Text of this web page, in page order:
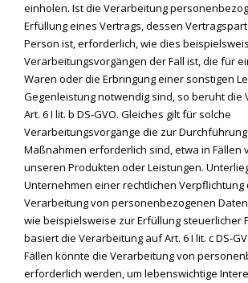
einholen. Ist die Verarbeitung
Erfüllung eines Vertrags, dessen
Person ist, erforderlich, wie dies
Verarbeitungsvorgängen der Fall ist, die für
Waren oder die Erbringung einer sonstigen
Gegenleistung notwendig sind, so beruht die
Art. 6 I lit. b DS-GVO. Gleiches gilt für solche
Verarbeitungsvorgänge die zur
Maßnahmen erforderlich sind, etwa in Fällen
unseren Produkten oder Leistungen.
Unternehmen einer rechtlichen Verpflichtung
Verarbeitung von personenbezogenen
wie beispielsweise zur Erfüllung steuerlicher
basiert die Verarbeitung auf Art. 6 I lit. c DS-
Fällen könnte die Verarbeitung von
erforderlich werden, um lebenswichtige